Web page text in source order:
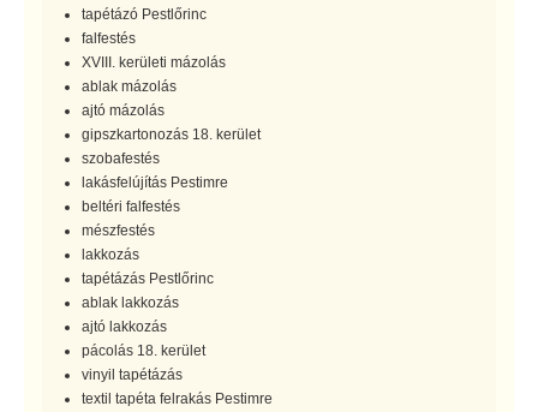
tapétázó Pestlőrinc
falfestés
XVIII. kerületi mázolás
ablak mázolás
ajtó mázolás
gipszkartonozás 18. kerület
szobafestés
lakásfelújítás Pestimre
beltéri falfestés
mészfestés
lakkozás
tapétázás Pestlőrinc
ablak lakkozás
ajtó lakkozás
pácolás 18. kerület
vinyil tapétázás
textil tapéta felrakás Pestimre